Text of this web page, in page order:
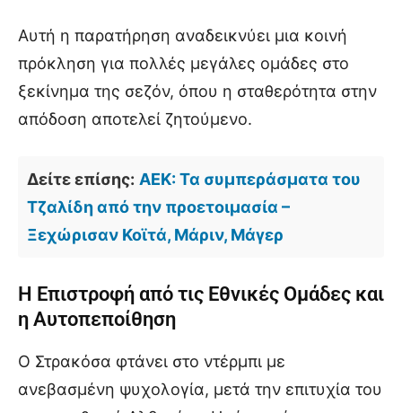
Αυτή η παρατήρηση αναδεικνύει μια κοινή
πρόκληση για πολλές μεγάλες ομάδες στο
ξεκίνημα της σεζόν, όπου η σταθερότητα στην
απόδοση αποτελεί ζητούμενο.
Δείτε επίσης: ΑΕΚ: Τα συμπεράσματα του
Τζαλίδη από την προετοιμασία –
Ξεχώρισαν Κοϊτά, Μάριν, Μάγερ
Η Επιστροφή από τις Εθνικές Ομάδες και
η Αυτοπεποίθηση
Ο Στρακόσα φτάνει στο ντέρμπι με
ανεβασμένη ψυχολογία, μετά την επιτυχία του